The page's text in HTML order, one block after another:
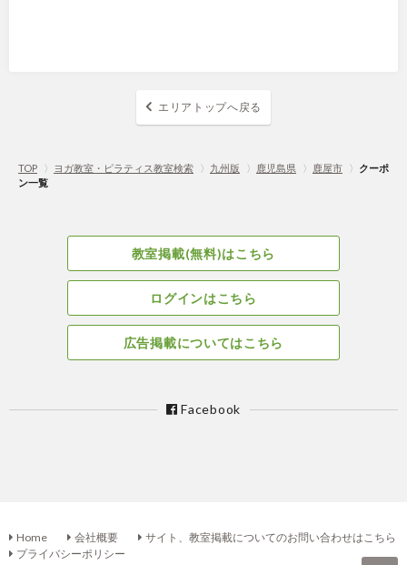
エリアトップへ戻る
TOP 〉 ヨガ教室・ピラティス教室検索 〉 九州版 〉 鹿児島県 〉 鹿屋市 〉 クーポ
ン一覧
教室掲載(無料)はこちら
ログインはこちら
広告掲載についてはこちら
Facebook
Home 会社概要
サイト、教室掲載についてのお問い合わせはこちら
プライバシーポリシー